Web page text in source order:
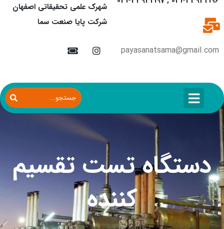
payasanatsama@gmail.com
شهرک علمی تحقیقاتی اصفهان
شرکت پایا صنعت سما
دستگاه تست تقسیم
کننده